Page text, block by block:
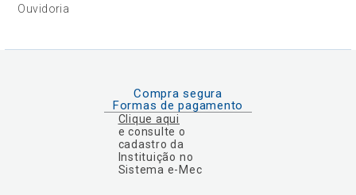
Ouvidoria
Compra segura
Formas de pagamento
Clique aqui
e consulte o
cadastro da
Instituição no
Sistema e-Mec